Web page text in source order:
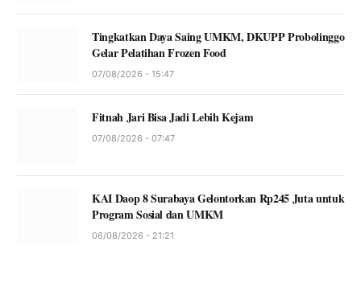
Tingkatkan Daya Saing UMKM, DKUPP Probolinggo
Gelar Pelatihan Frozen Food
07/08/2026 - 15:47
Fitnah Jari Bisa Jadi Lebih Kejam
07/08/2026 - 07:47
KAI Daop 8 Surabaya Gelontorkan Rp245 Juta untuk
Program Sosial dan UMKM
06/08/2026 - 21:21